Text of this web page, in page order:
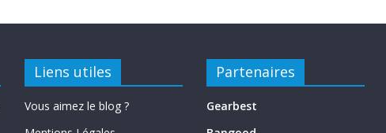
Liens utiles
Vous aimez le blog ?
Partenaires
Gearbest